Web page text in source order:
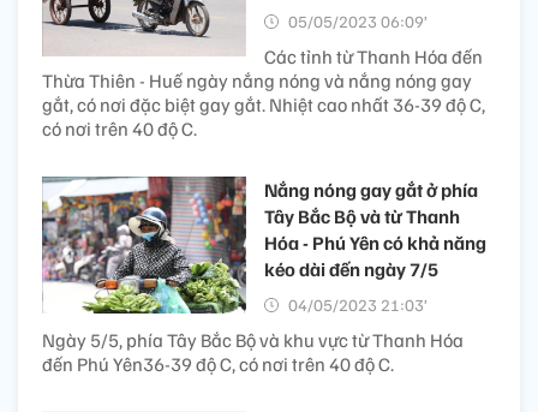
05/05/2023 06:09’
Các tỉnh từ Thanh Hóa đến
Thừa Thiên - Huế ngày nắng nóng và nắng nóng gay
gắt, có nơi đặc biệt gay gắt. Nhiệt cao nhất 36-39 độ C,
có nơi trên 40 độ C.
Nắng nóng gay gắt ở phía
Tây Bắc Bộ và từ Thanh
Hóa - Phú Yên có khả năng
kéo dài đến ngày 7/5
04/05/2023 21:03’
Ngày 5/5, phía Tây Bắc Bộ và khu vực từ Thanh Hóa
đến Phú Yên36-39 độ C, có nơi trên 40 độ C.